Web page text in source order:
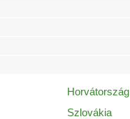
Horvátország
Szlovákia